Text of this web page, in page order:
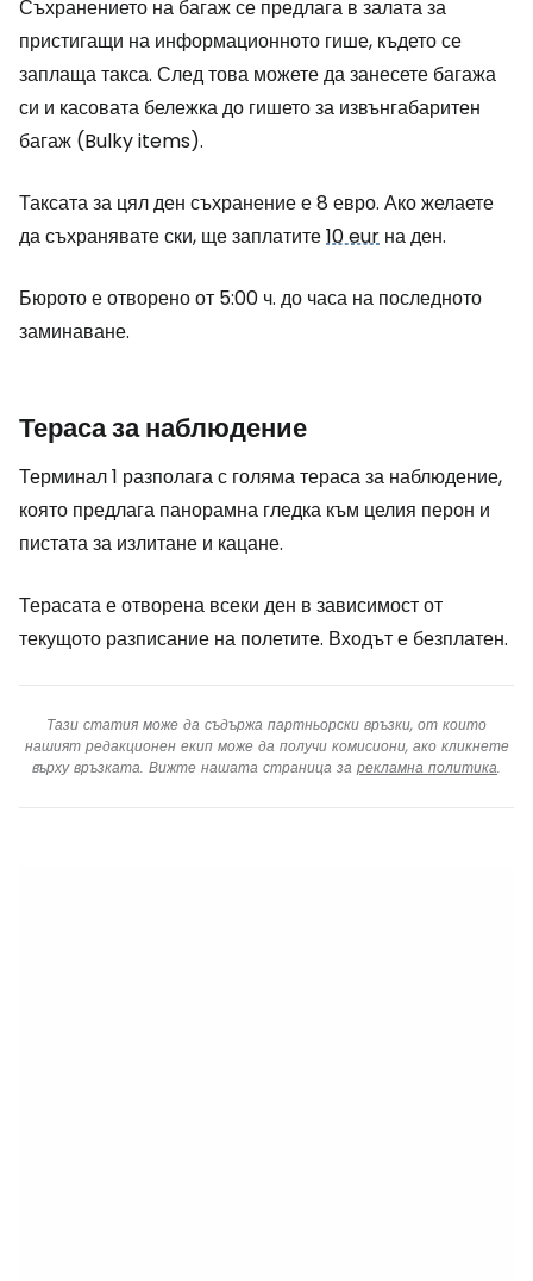
Съхранението на багаж се предлага в залата за
пристигащи на информационното гише, където се
заплаща такса. След това можете да занесете багажа
си и касовата бележка до гишето за извънгабаритен
багаж (Bulky items).
Таксата за цял ден съхранение е 8 евро. Ако желаете
да съхранявате ски, ще заплатите10 eur на ден.
Бюрото е отворено от 5:00 ч. до часа на последното
заминаване.
Тераса за наблюдение
Терминал 1 разполага с голяма тераса за наблюдение,
която предлага панорамна гледка към целия перон и
пистата за излитане и кацане.
Терасата е отворена всеки ден в зависимост от
текущото разписание на полетите. Входът е безплатен.
Тази статия може да съдържа партньорски връзки, от които
нашият редакционен екип може да получи комисиони, ако кликнете
върху връзката. Вижте нашата страница за рекламна политика.